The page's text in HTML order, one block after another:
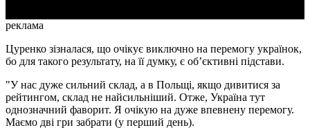
реклама
Цуренко зізналася, що очікує виключно на перемогу українок,
бо для такого результату, на її думку, є об’єктивні підстави.
"У нас дуже сильний склад, а в Польщі, якщо дивитися за
рейтингом, склад не найсильніший. Отже, Україна тут
однозначний фаворит. Я очікую на дуже впевнену перемогу.
Маємо дві гри забрати (у перший день).